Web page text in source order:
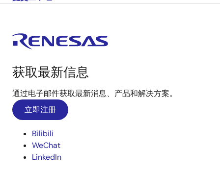
获取最新信息
通过电子邮件获取最新消息、产品和解决方案。
立即注册
Bilibili
WeChat
LinkedIn